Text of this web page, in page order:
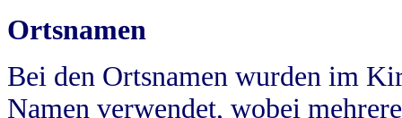
Ortsnamen
Bei den Ortsnamen wurden im
Namen verwendet, wobei